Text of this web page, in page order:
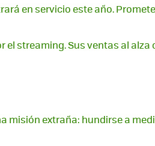
en servicio este año.
el streaming. Sus ventas al
misión extraña: hundirse a